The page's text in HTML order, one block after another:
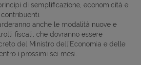
di semplificazione, economicità e
anche le modalità nuove e
fiscali, che dovranno essere
del Ministro dell’Economia e delle
i prossimi sei mesi.